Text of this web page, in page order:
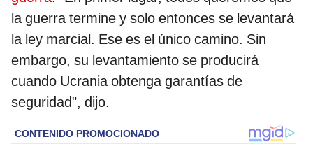
la guerra termine y solo entonces se levantará
la ley marcial. Ese es el único camino. Sin
embargo, su levantamiento se producirá
cuando Ucrania obtenga garantías de
seguridad", dijo.